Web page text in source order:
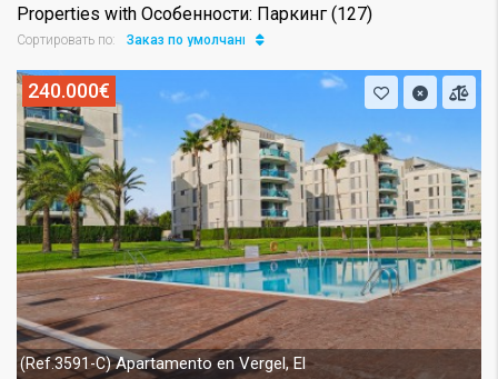
Properties with Особенности: Паркинг (127)
Сортировать по: Заказ по умолчанию
240.000€
(Ref.3591-C)Apartamento en Vergel, El